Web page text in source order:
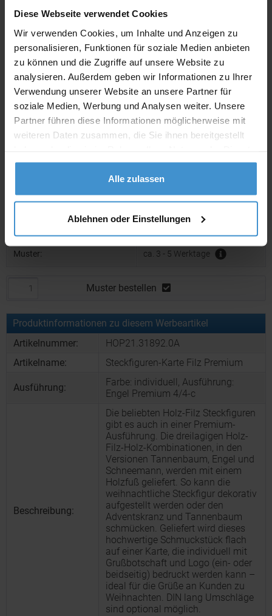
Diese Webseite verwendet Cookies
Wir verwenden Cookies, um Inhalte und Anzeigen zu
personalisieren, Funktionen für soziale Medien anbieten
zu können und die Zugriffe auf unsere Website zu
analysieren. Außerdem geben wir Informationen zu Ihrer
Verwendung unserer Website an unsere Partner für
soziale Medien, Werbung und Analysen weiter. Unsere
Partner führen diese Informationen möglicherweise mit
weiteren Daten zusammen, die Sie ihnen bereitgestellt
gesammelt haben.
Alle zulassen
Ablehnen oder Einstellungen
netto Privatkunden brutto
In den Warenkorb
Angebot drucken
Individuelle Anfrage
Lieferzeiten
Artikel mit Werbeanbringung:
Werbeanbringung zur Freigabe
ca. 3 - 4 Wochen
Muster: ca. 3 - 5 Werktage
Muster bestellen
Produktinformationen zu diesem Werbeartikel
Artikelnummer:
HOP21.31892.0A
Artikelname:
Steckfiguren-Karte Filz Premium
Ausführung:
Farbe: individuell, Ausführung:
Engel Premium 4/4-c
Beschreibung:
Die beliebten Holz-Filz Steckfiguren
gibt es auch in einer Premium-
Ausführung. Die dreilagigen Holz-
Filz-Holz-Kombinationen, in den
Versionen Tannenbaum, Engel und
Schneemann, werden mit einem
Holzfuß geliefert. So kann die
weihnachtliche Steckfigur dekorativ
aufgestellt werden oder den
Adventskranz und Tannenbaum
schmücken. Geliefert wird dieses
hochwertige Schmuckstück flach
auf einer Karte, die individuell mit
Grußbotschaft und Logo (ein- oder
beidseitig) bedruckt werden kann –
ideal für die Grüße an Kunden zu
Weihnachten. DIN lang Umschläge
sind optional möglich.